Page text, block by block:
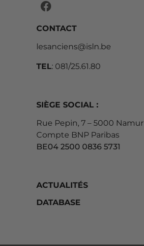

CONTACT
lesanciens@isln.be
TEL: 081/25.61.80
SIÈGE SOCIAL :
Rue Pepin, 7 – 5000 Namur
Compte BNP Paribas
BE04 2500 0836 5731
ACTUALITÉS
DATABASE